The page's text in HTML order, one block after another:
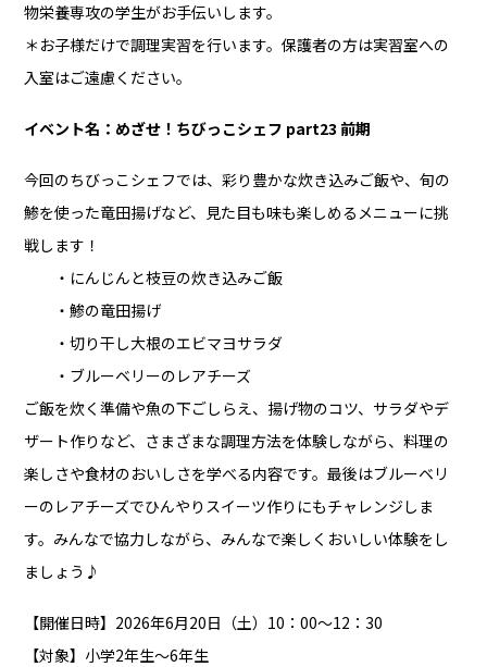
物栄養専攻の学生がお手伝いします。
＊お子様だけで調理実習を行います。保護者の方は実習室への
入室はご遠慮ください。
イベント名：めざせ！ちびっこシェフ part23 前期
今回のちびっこシェフでは、彩り豊かな炊き込みご飯や、旬の
鯵を使った竜田揚げなど、見た目も味も楽しめるメニューに挑
戦します！
・にんじんと枝豆の炊き込みご飯
・鯵の竜田揚げ
・切り干し大根のエビマヨサラダ
・ブルーベリーのレアチーズ
ご飯を炊く準備や魚の下ごしらえ、揚げ物のコツ、サラダやデ
ザート作りなど、さまざまな調理方法を体験しながら、料理の
楽しさや食材のおいしさを学べる内容です。最後はブルーベリ
ーのレアチーズでひんやりスイーツ作りにもチャレンジしま
す。みんなで協力しながら、みんなで楽しくおいしい体験をし
ましょう♪
【開催日時】2026年6月20日（土）10：00～12：30
【対象】小学2年生～6年生